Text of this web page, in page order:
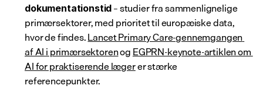
dokumentationstid – studier fra sammenlignelige
primærsektorer, med prioritet til europæiske data,
hvor de findes. Lancet Primary Care-gennemgangen
af AI i primærsektoren og EGPRN-keynote-artiklen om
AI for praktiserende læger er stærke
referencepunkter.